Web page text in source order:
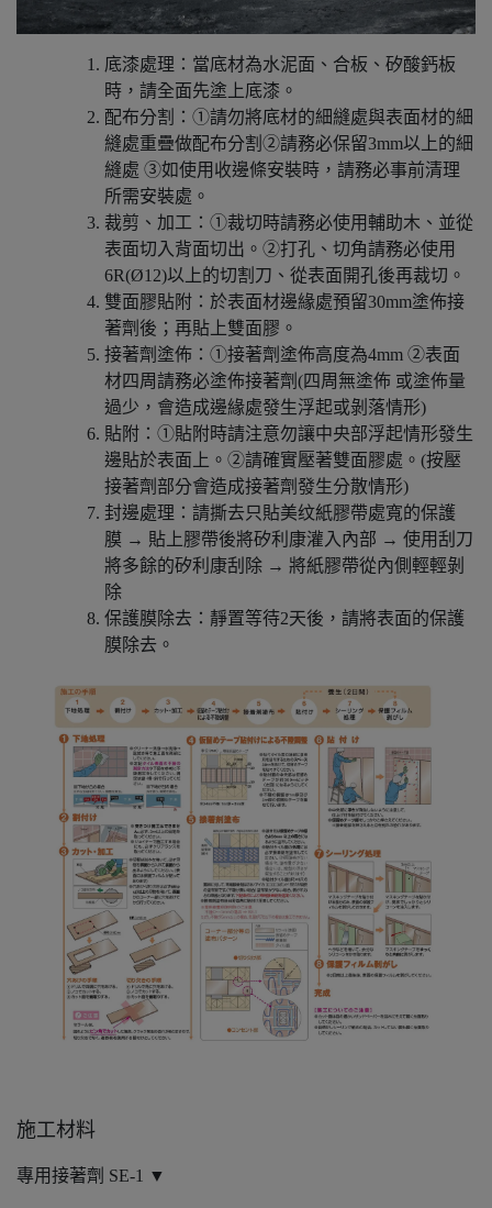
底漆處理：當底材為水泥面、合板、矽酸鈣板
時，請全面先塗上底漆。
配布分割：①請勿將底材的細縫處與表面材的細
縫處重疊做配布分割②請務必保留3mm以上的細
縫處 ③如使用收邊條安裝時，請務必事前清理
所需安裝處。
裁剪、加工：①裁切時請務必使用輔助木、並從
表面切入背面切出。②打孔、切角請務必使用
6R(Ø12)以上的切割刀、從表面開孔後再裁切。
雙面膠貼附：於表面材邊緣處預留30mm塗佈接
著劑後；再貼上雙面膠。
接著劑塗佈：①接著劑塗佈高度為4mm ②表面
材四周請務必塗佈接著劑(四周無塗佈 或塗佈量
過少，會造成邊緣處發生浮起或剝落情形)
貼附：①貼附時請注意勿讓中央部浮起情形發生
邊貼於表面上。②請確實壓著雙面膠處。(按壓
接著劑部分會造成接著劑發生分散情形)
封邊處理：請撕去只貼美纹紙膠帶處寬的保護
膜 → 貼上膠帶後將矽利康灌入內部 → 使用刮刀
將多餘的矽利康刮除 → 將紙膠帶從內側輕輕剝
除
保護膜除去：靜置等待2天後，請將表面的保護
膜除去。
施工材料
專用接著劑 SE-1 ▼